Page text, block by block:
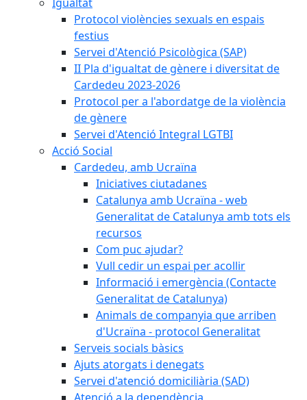
Protocol violències sexuals en espais
festius
Servei d'Atenció Psicològica (SAP)
II Pla d'igualtat de gènere i diversitat de
Cardedeu 2023-2026
Protocol per a l'abordatge de la violència
de gènere
Servei d'Atenció Integral LGTBI
Acció Social
Cardedeu, amb Ucraïna
Iniciatives ciutadanes
Catalunya amb Ucraïna - web
Generalitat de Catalunya amb tots els
recursos
Com puc ajudar?
Vull cedir un espai per acollir
Informació i emergència (Contacte
Generalitat de Catalunya)
Animals de companyia que arriben
d'Ucraïna - protocol Generalitat
Serveis socials bàsics
Ajuts atorgats i denegats
Servei d'atenció domiciliària (SAD)